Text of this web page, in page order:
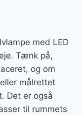
med LED
Tænk på,
og om
målrettet
Det er også
til rummets